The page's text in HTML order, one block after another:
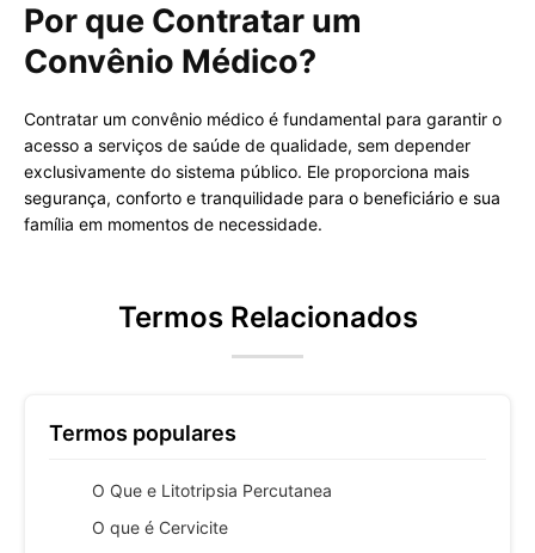
Por que Contratar um
Convênio Médico?
Contratar um convênio médico é fundamental para garantir o
acesso a serviços de saúde de qualidade, sem depender
exclusivamente do sistema público. Ele proporciona mais
segurança, conforto e tranquilidade para o beneficiário e sua
família em momentos de necessidade.
Termos Relacionados
Termos populares
O Que e Litotripsia Percutanea
O que é Cervicite